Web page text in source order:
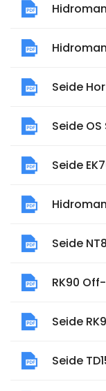
Seide
Seide
Seide
Seide
RK90
Seide
Seide